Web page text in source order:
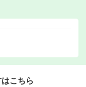
こちら